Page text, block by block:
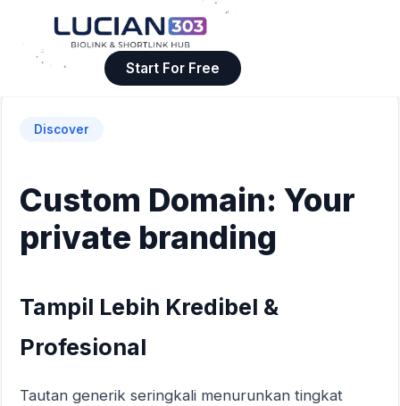
Start For Free
Discover
Custom Domain: Your
private branding
Tampil Lebih Kredibel &
Profesional
Tautan generik seringkali menurunkan tingkat